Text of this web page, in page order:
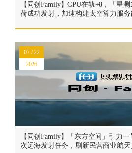
【同创Family】GPU在轨+8，「星
荷成功发射，加速构建太空算力服务
【同创Family】「东方空间」引力
次远海发射任务，刷新民营商业航
07 / 22
2026